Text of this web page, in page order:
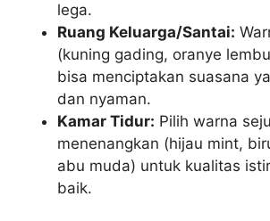
lega.
Ruang Keluarga/Santai:
(kuning gading, oranye
bisa menciptakan suasana
dan nyaman.
Kamar Tidur: Pilih warna
menenangkan (hijau mint,
abu muda) untuk kualitas
baik.